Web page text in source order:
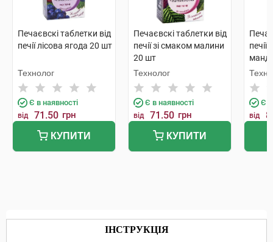
Печаєвскі таблетки від
печії лісова ягода 20 шт
Технолог
Є в наявності
від 71.50 грн
КУПИТИ
Печаєвскі таблетки від
печії зі смаком малини
20 шт
Технолог
Є в наявності
від 71.50 грн
КУПИТИ
печії
Є в
від